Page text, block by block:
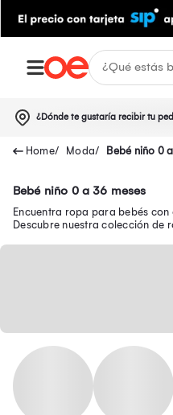
¿Dónde te gustaría recibir tu
Moda Bebé niño 0
Bebé niño 0 a 36 meses
Encuentra ropa para bebés
Descubre nuestra colección de